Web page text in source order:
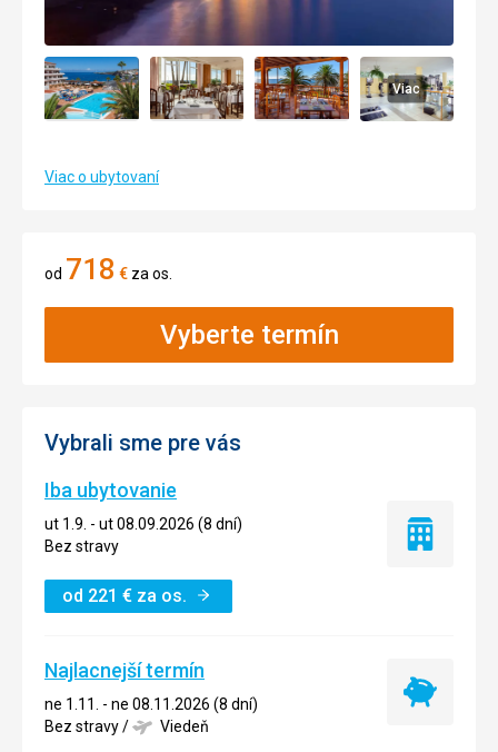
Viac
Viac o ubytovaní
od 718 € za os.
Vyberte termín
Vybrali sme pre vás
Iba ubytovanie
ut 1.9. - ut 08.09.2026 (8 dní)
Bez stravy
od 221 € za os.
Iba
Najlacnejší termín
ne 1.11. - ne 08.11.2026 (8 dní)
Bez stravy/ Viedeň
Najlacnejší